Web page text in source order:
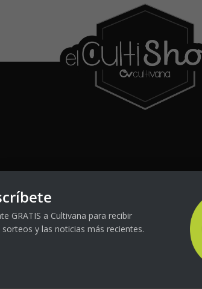
GRATIS a Cultivana para recibir
y las noticias más recientes.